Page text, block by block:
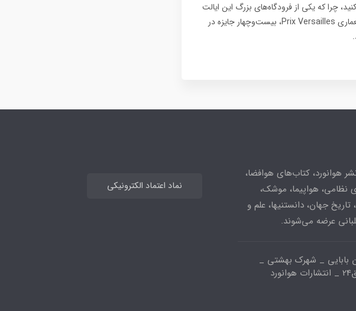
چرا که یکی از فرودگاه‌های بزرگ این ایالت
رسماً به عنوان زیباترین فرودگاه جهان شناخته شده است. هر ساله، جایزه معماری Prix Versailles، بیست‌وچهار جایزه در
هوانورد، کتاب‌های هوافضا،
نظامی، هواپیما، موشک،
تاریخ جهان، دانستنیها، علم و
عرضه می‌شوند.
بابایی _ شهرک بهشتی _
نماد اعتماد الکترونیکی